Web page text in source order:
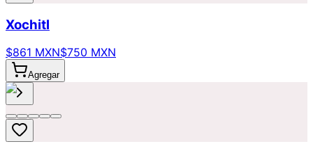
Xochitl
$861 MXN$750 MXN
Agregar